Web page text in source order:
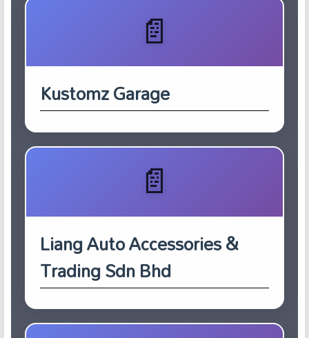
Kustomz Garage
Liang Auto Accessories &
Trading Sdn Bhd